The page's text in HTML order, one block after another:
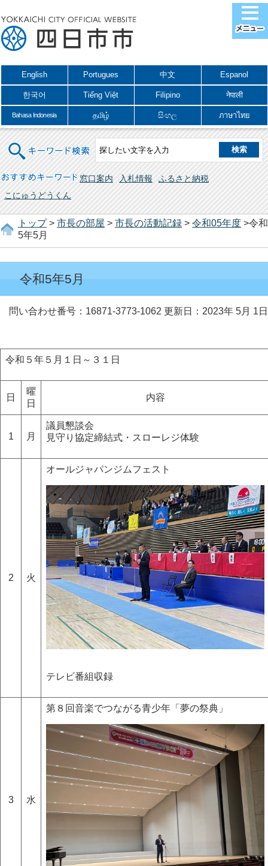
English Portugues 中文 Espanol
한국어 Tiếng Việt Filipino नेपाली
Bahasa Indonesia தமிழ் සිංහල ภาษาไทย
キーワード検索
おすすめキーワード 窓口案内 入札情報
ふるさと納税
こにゅうどうくん
トップ> 市長の部屋 > 市長の活動記録 > 令和05年度 >令和
5年5月
令和5年5月
問い合わせ番号：16871-3773-1062 更新日：2023年 5月 1日
令和５年５月１日～３１日
日
曜
日
内容
1 月
議員懇談会
見守り協定締結式・スローレジ体験
2 火
オールジャパンジムフェスト
テレビ番組収録
3 水
第８回音楽でつながる青少年「夢の祭典」